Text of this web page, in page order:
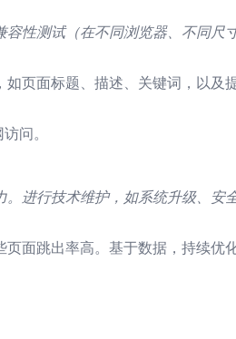
性测试（在不同浏览器、不同尺
页面标题、描述、关键词，以及
问。
进行技术维护，如系统升级、安
面跳出率高。基于数据，持续优